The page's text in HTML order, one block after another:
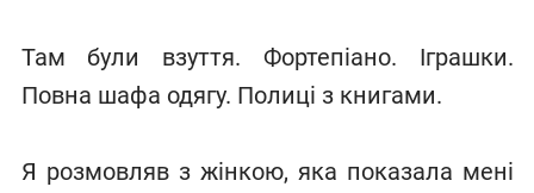
Там були взуття. Фортепіано. Іграшки.
Повна шафа одягу. Полиці з книгами.
Я розмовляв з жінкою, яка показала мені